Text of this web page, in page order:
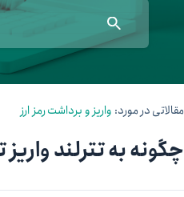
مقالاتی در مورد: واریز و برداشت رمز ارز
چگونه به تترلند